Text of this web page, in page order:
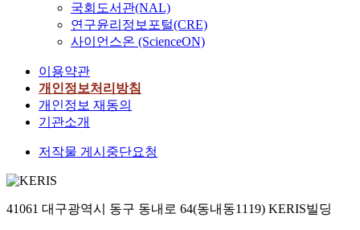
국회도서관(NAL)
연구윤리정보포털(CRE)
사이언스온 (ScienceON)
이용약관
개인정보처리방침
개인정보 재동의
기관소개
저작물 게시중단요청
41061 대구광역시 동구 동내로 64(동내동1119) KERIS빌딩